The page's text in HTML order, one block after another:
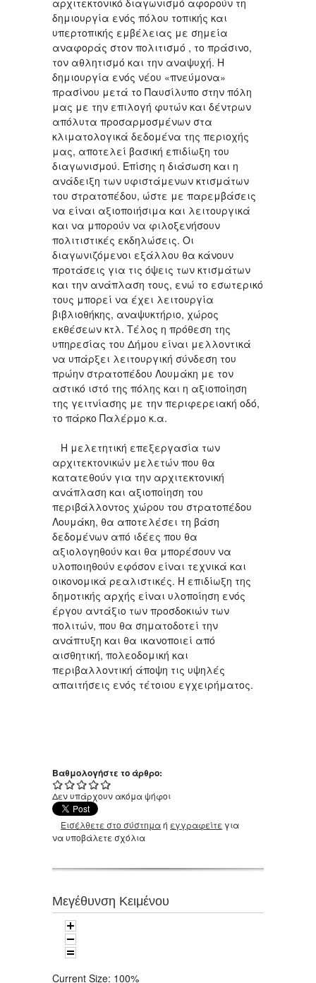
αρχιτεκτονικό διαγωνισμό αφορούν τη
δημιουργία ενός πόλου τοπικής και
υπερτοπικής εμβέλειας με σημεία
αναφοράς στον πολιτισμό , το πράσινο,
τον αθλητισμό και την αναψυχή. Η
δημιουργία ενός νέου «πνεύμονα»
πρασίνου μετά το Παυσίλυπο στην πόλη
μας με την επιλογή φυτών και δέντρων
απόλυτα προσαρμοσμένων στα
κλιματολογικά δεδομένα της περιοχής
μας, αποτελεί βασική επιδίωξη του
διαγωνισμού. Επίσης η διάσωση και η
ανάδειξη των υφιστάμενων κτισμάτων
του στρατοπέδου, ώστε με παρεμβάσεις
να είναι αξιοποιήσιμα και λειτουργικά
και να μπορούν να φιλοξενήσουν
πολιτιστικές εκδηλώσεις. Οι
διαγωνιζόμενοι εξάλλου θα κάνουν
προτάσεις για τις όψεις των κτισμάτων
και την ανάπλαση τους, ενώ το εσωτερικό
τους μπορεί να έχει λειτουργία
βιβλιοθήκης, αναψυκτήριο, χώρος
εκθέσεων κτλ. Τέλος η πρόθεση της
υπηρεσίας του Δήμου είναι μελλοντικά
να υπάρξει λειτουργική σύνδεση του
πρώην στρατοπέδου Λουμάκη με τον
αστικό ιστό της πόλης και η αξιοποίηση
της γειτνίασης με την περιφερειακή οδό,
το πάρκο Παλέρμο κ.α.
Η μελετητική επεξεργασία των
αρχιτεκτονικών μελετών που θα
κατατεθούν για την αρχιτεκτονική
ανάπλαση και αξιοποίηση του
περιβάλλοντος χώρου του στρατοπέδου
Λουμάκη, θα αποτελέσει τη βάση
δεδομένων από ιδέες που θα
αξιολογηθούν και θα μπορέσουν να
υλοποιηθούν εφόσον είναι τεχνικά και
οικονομικά ρεαλιστικές. Η επιδίωξη της
δημοτικής αρχής είναι υλοποίηση ενός
έργου αντάξιο των προσδοκιών των
πολιτών, που θα σηματοδοτεί την
ανάπτυξη και θα ικανοποιεί από
αισθητική, πολεοδομική και
περιβαλλοντική άποψη τις υψηλές
απαιτήσεις ενός τέτοιου εγχειρήματος.
Βαθμολογήστε το άρθρο:
Δεν υπάρχουν ακόμα ψήφοι
Εισέλθετε στο σύστημαή εγγραφείτε για
να υποβάλετε σχόλια
Μεγέθυνση Κειμένου
Current Size: 100%